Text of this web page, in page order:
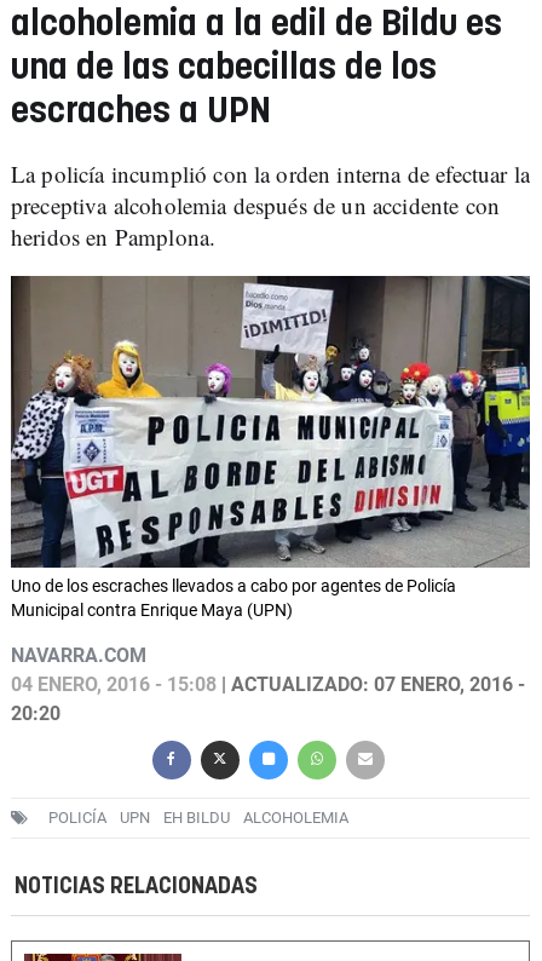
alcoholemia a la edil de Bildu es
una de las cabecillas de los
escraches a UPN
La policía incumplió con la orden interna de efectuar la
preceptiva alcoholemia después de un accidente con
heridos en Pamplona.
Uno de los escraches llevados a cabo por agentes de Policía
Municipal contra Enrique Maya (UPN)
NAVARRA.COM
04 ENERO, 2016 - 15:08 | ACTUALIZADO: 07 ENERO, 2016 -
20:20
POLICÍA UPN EH BILDU ALCOHOLEMIA
NOTICIAS RELACIONADAS